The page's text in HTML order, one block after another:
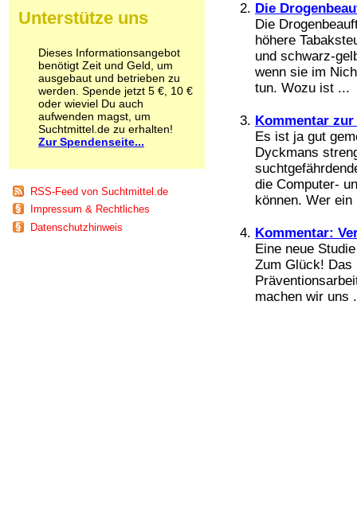
Die
Die
höhere
und schwarz-
wenn sie im
tun. Wozu ist ...
Kommentar
Es ist ja gut
Dyckmans
die Computer-
können. Wer ein
Kommentar:
Eine neue
Zum Glück! Das
machen wir uns
Pilze
Psychopharmaka
Schlafmittel
Schmerzmittel
Schnüffelstoffe
Spice
Sucht / Süchte
Alkoholsucht
Co-Abhängigkeit
Computersucht
Ess-Brechsucht
Essstörungen
Fernsehsucht
Unterstütze uns
Dieses Informationsangebot
benötigt Zeit und Geld, um
ausgebaut und betrieben zu
werden. Spende jetzt 5 €, 10 €
oder wieviel Du auch
aufwenden magst, um
Suchtmittel.de zu erhalten!
Zur Spendenseite...
RSS-Feed von Suchtmittel.de
Impressum & Rechtliches
Datenschutzhinweis